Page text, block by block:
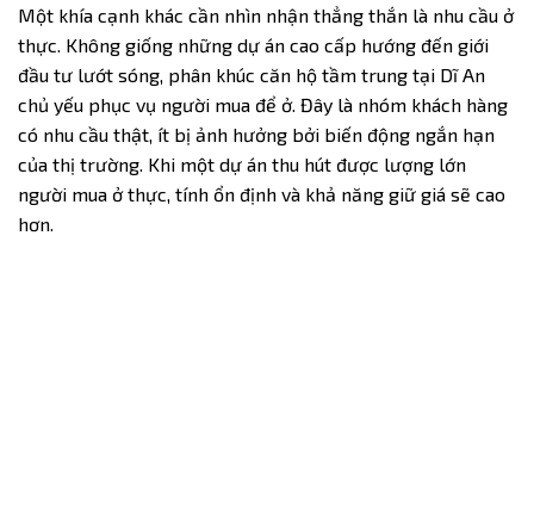
Một khía cạnh khác cần nhìn nhận thẳng thắn là nhu cầu ở
thực. Không giống những dự án cao cấp hướng đến giới
đầu tư lướt sóng, phân khúc căn hộ tầm trung tại Dĩ An
chủ yếu phục vụ người mua để ở. Đây là nhóm khách hàng
có nhu cầu thật, ít bị ảnh hưởng bởi biến động ngắn hạn
của thị trường. Khi một dự án thu hút được lượng lớn
người mua ở thực, tính ổn định và khả năng giữ giá sẽ cao
hơn.